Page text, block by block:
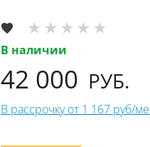
В наличии
42 000 РУБ.
В рассрочку от 1 167 руб/